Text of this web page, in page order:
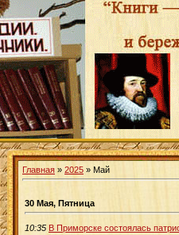
Главная » 2025 » Май
30 Мая, Пятница
10:35 В Приморске состоялась